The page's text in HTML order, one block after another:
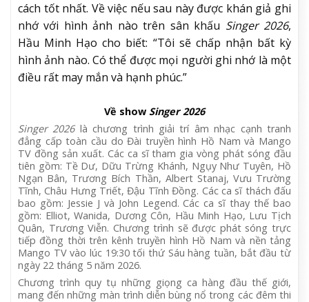
cách tốt nhất. Về việc nếu sau này được khán giả ghi
nhớ với hình ảnh nào trên sân khấu Singer 2026,
Hầu Minh Hạo cho biết: “Tôi sẽ chấp nhận bất kỳ
hình ảnh nào. Có thể được mọi người ghi nhớ là một
điều rất may mắn và hạnh phúc.”
Về show Singer 2026
Singer 2026là chương trình giải trí âm nhạc cạnh tranh
đẳng cấp toàn cầu do Đài truyền hình Hồ Nam và Mango
TV đồng sản xuất. Các ca sĩ tham gia vòng phát sóng đầu
tiên gồm: Tề Dư, Dữu Trừng Khánh, Ngụy Như Tuyên, Hồ
Ngạn Bân, Trương Bích Thần, Albert Stanaj, Vưu Trường
Tĩnh, Châu Hưng Triết, Đậu Tĩnh Đồng. Các ca sĩ thách đấu
bao gồm: Jessie J và John Legend. Các ca sĩ thay thế bao
gồm: Elliot, Wanida, Dương Côn, Hầu Minh Hạo, Lưu Tịch
Quân, Trương Viễn. Chương trình sẽ được phát sóng trực
tiếp đồng thời trên kênh truyền hình Hồ Nam và nền tảng
Mango TV vào lúc 19:30 tối thứ Sáu hàng tuần, bắt đầu từ
ngày 22 tháng 5 năm 2026.
Chương trình quy tụ những giọng ca hàng đầu thế giới,
mang đến những màn trình diễn bùng nổ trong các đêm thi